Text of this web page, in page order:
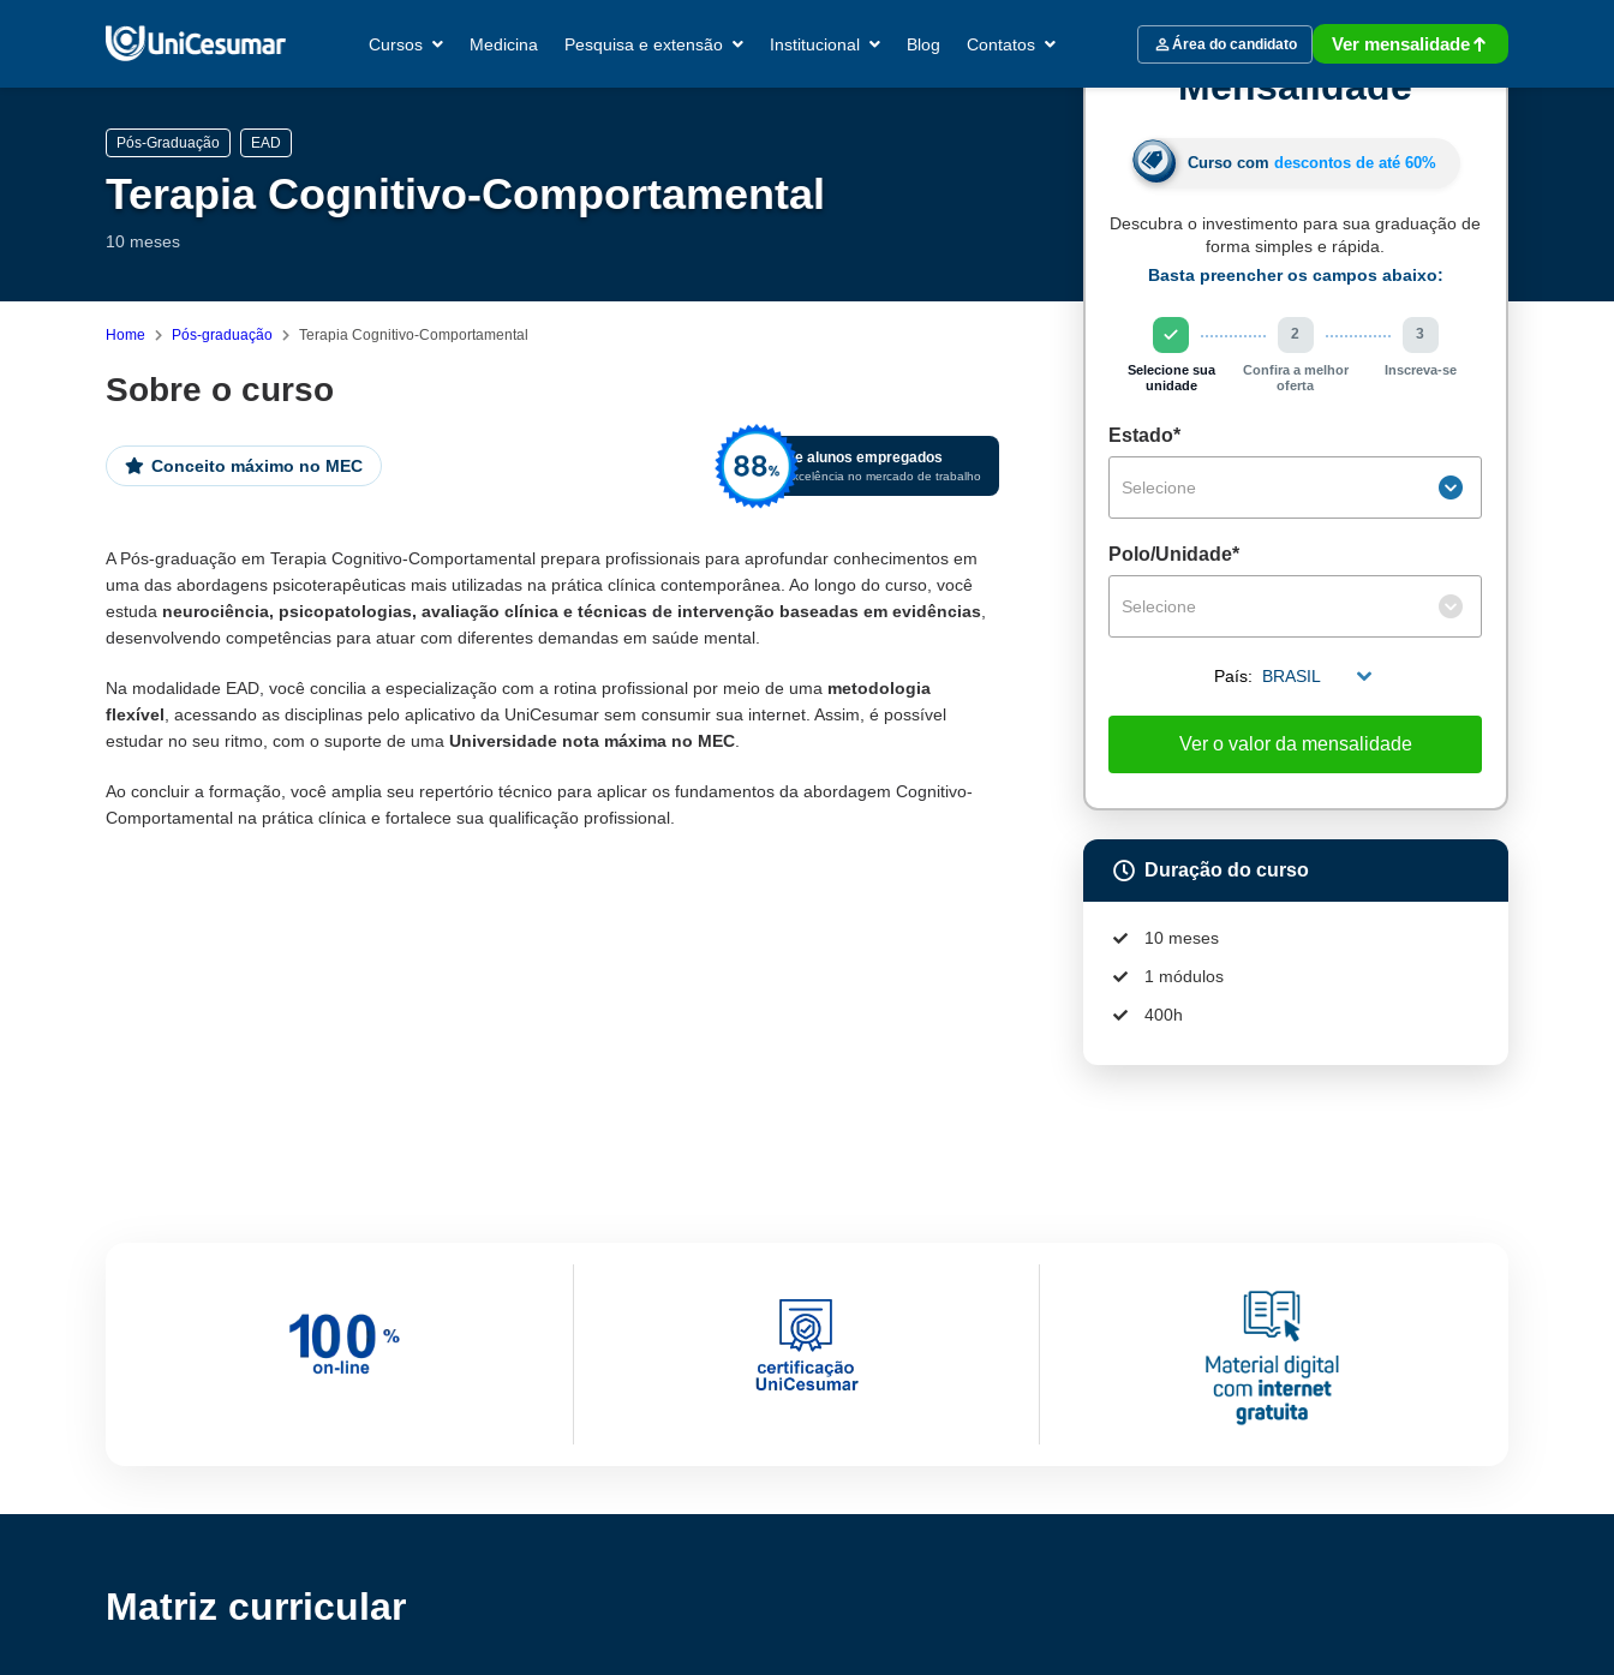
Cursos Medicina Pesquisa e extensão Institucional Blog Contatos Área do candidato Ver mensalidade
Pós-Graduação EAD
Terapia Cognitivo-Comportamental
10 meses
Home Pós-graduação Terapia Cognitivo-Comportamental
Sobre o curso
Conceito máximo no MEC De alunos empregados
Excelência no mercado de trabalho
A Pós-graduação em Terapia Cognitivo-Comportamental prepara profissionais para aprofundar conhecimentos em
uma das abordagens psicoterapêuticas mais utilizadas na prática clínica contemporânea. Ao longo do curso, você
estuda neurociência, psicopatologias, avaliação clínica e técnicas de intervenção baseadas em evidências
desenvolvendo competências para atuar com diferentes demandas em saúde mental.
Na modalidade EAD, você concilia a especialização com a rotina profissional por meio de uma metodologia
flexível , acessando as disciplinas pelo aplicativo da UniCesumar sem consumir sua internet. Assim, é possível
estudar no seu ritmo, com o suporte de uma Universidade nota máxima no MEC
Ao concluir a formação, você amplia seu repertório técnico para aplicar os fundamentos da abordagem Cognitivo-
Comportamental na prática clínica e fortalece sua qualificação profissional.
Mensalidade
Curso com descontos de até 60%
Descubra o investimento para sua graduação de
forma simples e rápida.
Basta preencher os campos abaixo:
Selecione sua
unidade
2
Confira a melhor
oferta
3
Inscreva-se
Estado*
Selecione
Polo/Unidade*
Selecione
País: BRASIL
Ver o valor da mensalidade
Duração do curso
10 meses
1 módulos
400h
Matriz curricular